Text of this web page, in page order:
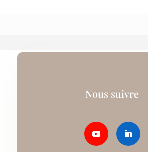
Nous suivre